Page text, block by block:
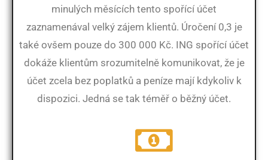
minulých měsících tento spořící účet
zaznamenával velký zájem klientů. Úročení 0,3 je
také ovšem pouze do 300 000 Kč. ING spořící účet
dokáže klientům srozumitelně komunikovat, že je
účet zcela bez poplatků a peníze mají kdykoliv k
dispozici. Jedná se tak téměř o běžný účet.